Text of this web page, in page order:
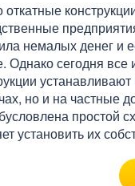
немалых денег и
Однако сегодня все
устанавливают
но и на частные
простой
установить их